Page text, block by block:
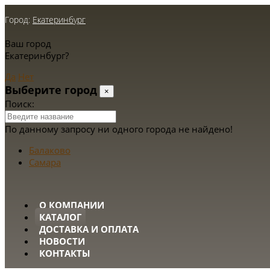
Город: Екатеринбург
Ваш город
Екатеринбург?
Да Нет
Выберите город ×
Поиск:
По данному запросу ни одного города не найдено!
Балаково
Самара
О КОМПАНИИ
КАТАЛОГ
ДОСТАВКА И ОПЛАТА
НОВОСТИ
КОНТАКТЫ